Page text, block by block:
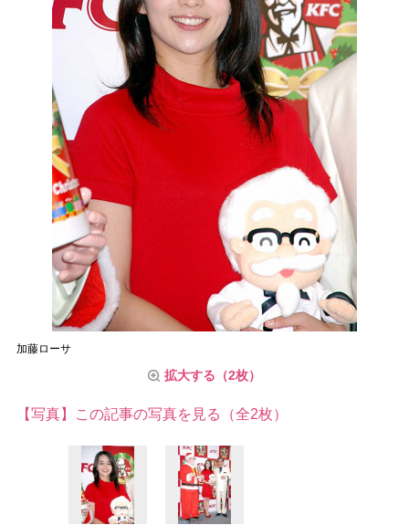
加藤ローサ
拡大する（2枚）
【写真】この記事の写真を見る（全2枚）